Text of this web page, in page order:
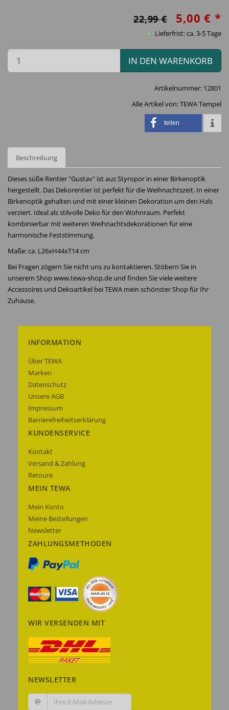
22,99 € 5,00 € *
Lieferfrist: ca. 3-5 Tage
IN DEN WARENKORB
Artikelnummer: 12801
Alle Artikel von:TEWA Tempel
teilen
Beschreibung
Dieses süße Rentier "Gustav" ist aus Styropor in einer Birkenoptik
hergestellt. Das Dekorentier ist perfekt für die Weihnachtszeit. In einer
Birkenoptik gehalten und mit einer kleinen Dekoration um den Hals
verziert. Ideal als stilvolle Deko für den Wohnraum. Perfekt
kombinierbar mit weiteren Weihnachtsdekorationen für eine
harmonische Feststimmung.
Maße: ca. L26xH44xT14 cm
Bei Fragen zögern Sie nicht uns zu kontaktieren. Stöbern Sie in
unserem Shop www.tewa-shop.de und finden Sie viele weitere
Accessoires und Dekoartikel bei TEWA mein schönster Shop für Ihr
Zuhause.
INFORMATION
Über TEWA
Marken
Datenschutz
Unsere AGB
Impressum
Barrierefreiheitserklärung
KUNDENSERVICE
Kontakt
Versand & Zahlung
Retoure
MEIN TEWA
Mein Konto
Meine Bestellungen
Newsletter
ZAHLUNGSMETHODEN
WIR VERSENDEN MIT
NEWSLETTER
@